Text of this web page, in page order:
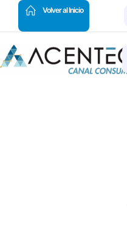
Volver al Inicio